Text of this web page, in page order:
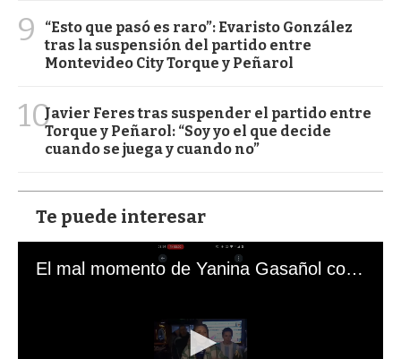
9
“Esto que pasó es raro”: Evaristo González
tras la suspensión del partido entre
Montevideo City Torque y Peñarol
10Javier Feres tras suspender el partido entre
Torque y Peñarol: “Soy yo el que decide
cuando se juega y cuando no”
Te puede interesar
El mal momento de Yanina Gasañol con un hincha argentino en "Subrayado"